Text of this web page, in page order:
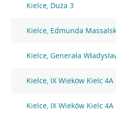
Kielce, Duża 3
Kielce, Edmunda
Kielce, Generała
Kielce, IX Wieków Kielc 4A
Kielce, IX Wieków Kielc 4A